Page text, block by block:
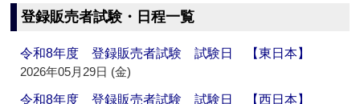
登録販売者試験・日程一覧
令和8年度 登録販売者試験 試験日 【東日本】
2026年05月29日 (金)
令和8年度 登録販売者試験 試験日 【西日本】